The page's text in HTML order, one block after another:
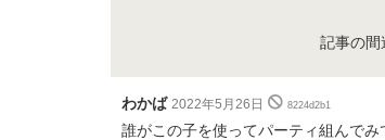
記事の間
わかば 2022年5月26日 8224d2b1
誰がこの子を使ってパーティ組んで